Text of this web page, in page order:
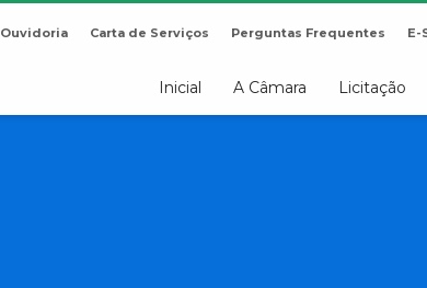
Ouvidoria Carta de Serviços Perguntas Frequentes E-
Inicial A Câmara Licitação